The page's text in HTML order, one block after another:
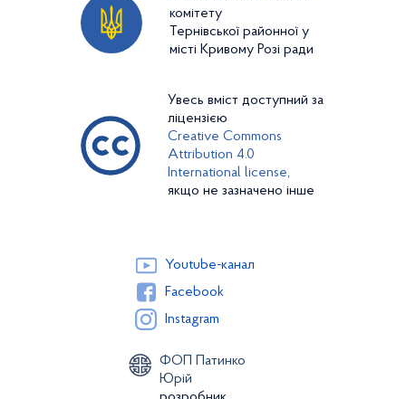
комітету
Тернівської районної у
місті Кривому Розі ради
Увесь вміст доступний за
ліцензією
Creative Commons
Attribution 4.0
International license,
якщо не зазначено інше
Youtube-канал
Facebook
Instagram
ФОП Патинко
Юрій